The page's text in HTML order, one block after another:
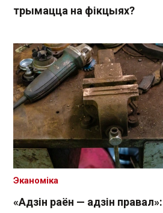
трымацца на фікцыях?
«Адзін раён — адзін
Эканоміка